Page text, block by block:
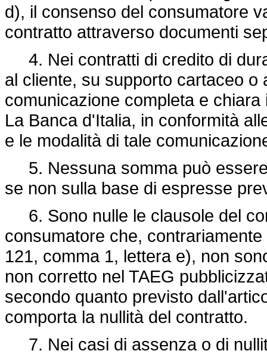
d), il consenso del consumatore
contratto attraverso documenti
4. Nei contratti di credito di
al cliente, su supporto cartaceo o
comunicazione completa e
La Banca d'Italia, in conformità
e le modalità di tale
5. Nessuna somma può
se non sulla base di espresse
6. Sono nulle le clausole del
consumatore che,
121, comma 1, lettera e), non
non corretto nel TAEG
secondo quanto previsto
comporta la nullità del contratto.
7. Nei casi di assenza o di